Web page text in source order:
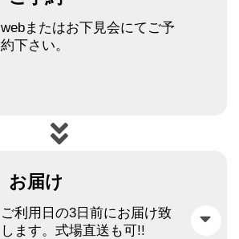
webまたはお下見会にてご予
約下さい。
お届け
ご利用日の3日前にお届け致
します。 式場直送も可!!